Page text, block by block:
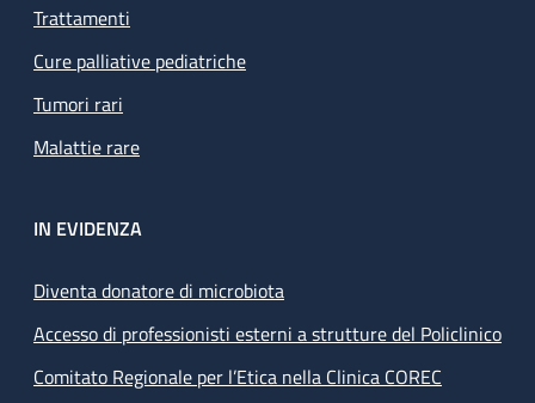
Trattamenti
Cure palliative pediatriche
Tumori rari
Malattie rare
IN EVIDENZA
Diventa donatore di microbiota
Accesso di professionisti esterni a strutture del Policlinico
Comitato Regionale per l’Etica nella Clinica COREC